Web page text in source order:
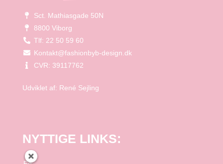
Sct. Mathiasgade 50N
8800 Viborg
Tlf: 22 50 59 60
Kontakt@fashionbyb-design.dk
CVR: 39117762
Udviklet af: René Sejling
NYTTIGE LINKS: